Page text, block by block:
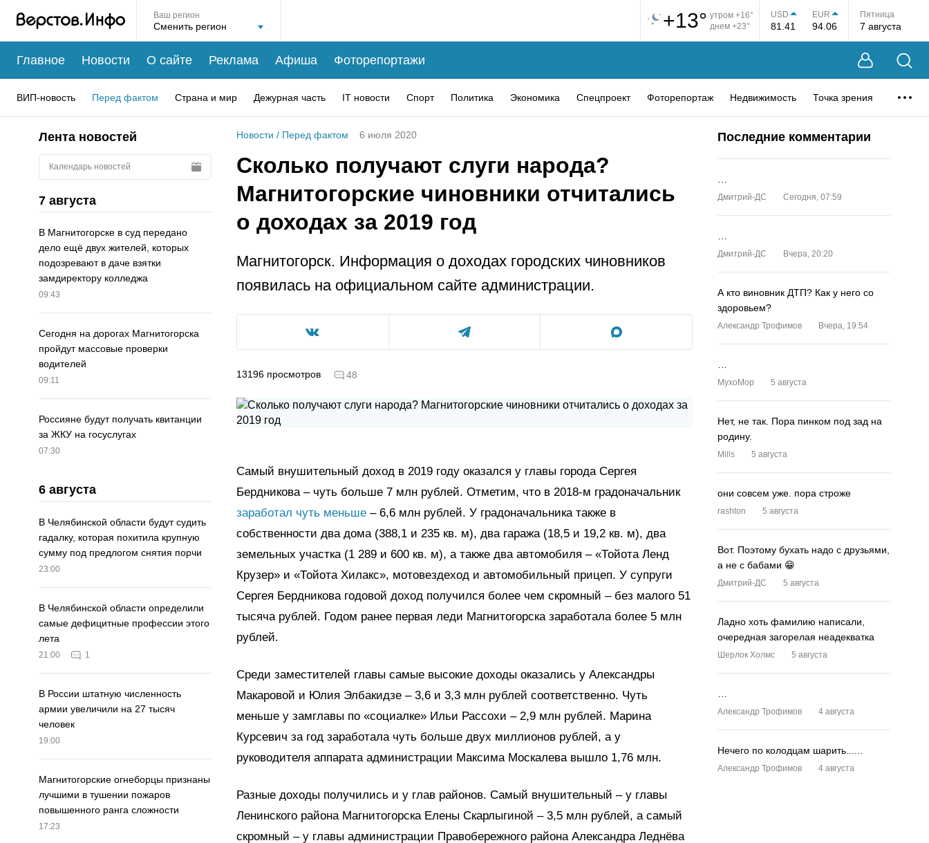
Ваш регион +13° утром +16°
днем +23°
USD
81.41
EUR
94.06
Пятница
7 августа
Главное Новости О сайте Реклама Афиша Фоторепортажи
ВИП-новость Перед фактом Страна и мир Дежурная часть IT новости Спорт Политика Экономика Спецпроект Фоторепортаж Недвижимость Точка зрения
Лента новостей
Календарь новостей
7 августа
В Магнитогорске в суд передано
дело ещё двух жителей, которых
подозревают в даче взятки
замдиректору колледжа
09:43
Сегодня на дорогах Магнитогорска
пройдут массовые проверки
водителей
09:11
Россияне будут получать квитанции
за ЖКУ на госуслугах
07:30
6 августа
В Челябинской области будут судить
гадалку, которая похитила крупную
сумму под предлогом снятия порчи
23:00
В Челябинской области определили
самые дефицитные профессии этого
лета
21:00 1
В России штатную численность
армии увеличили на 27 тысяч
человек
19:00
Магнитогорские огнеборцы признаны
лучшими в тушении пожаров
повышенного ранга сложности
17:23
Новости / Перед фактом 6 июля 2020
Сколько получают слуги народа?
Магнитогорские чиновники отчитались
о доходах за 2019 год
Магнитогорск. Информация о доходах городских чиновников
появилась на официальном сайте администрации.
13196 просмотров 48
Самый внушительный доход в 2019 году оказался у главы города Сергея
Бердникова – чуть больше 7 млн рублей. Отметим, что в 2018-м градоначальник
заработал чуть меньше – 6,6 млн рублей. У градоначальника также в
собственности два дома (388,1 и 235 кв. м), два гаража (18,5 и 19,2 кв. м), два
земельных участка (1 289 и 600 кв. м), а также два автомобиля – «Тойота Ленд
Крузер» и «Тойота Хилакс», мотовездеход и автомобильный прицеп. У супруги
Сергея Бердникова годовой доход получился более чем скромный – без малого 51
тысяча рублей. Годом ранее первая леди Магнитогорска заработала более 5 млн
рублей.
Среди заместителей главы самые высокие доходы оказались у Александры
Макаровой и Юлия Элбакидзе – 3,6 и 3,3 млн рублей соответственно. Чуть
меньше у замглавы по «социалке» Ильи Рассохи – 2,9 млн рублей. Марина
Курсевич за год заработала чуть больше двух миллионов рублей, а у
руководителя аппарата администрации Максима Москалева вышло 1,76 млн.
Разные доходы получились и у глав районов. Самый внушительный – у главы
Ленинского района Магнитогорска Елены Скарлыгиной – 3,5 млн рублей, а самый
скромный – у главы администрации Правобережного района Александра Леднёва
Последние комментарии
Дмитрий-ДС Сегодня, 07:59
Дмитрий-ДС Вчера, 20:20
А кто виновник ДТП? Как у него со
здоровьем?
Александр Трофимов Вчера, 19:54
MyxoMop 5 августа
Нет, не так. Пора пинком под зад на
родину.
Mills 5 августа
они совсем уже. пора строже
rashton 5 августа
Вот. Поэтому бухать надо с друзьями,
а не с бабами 😁
Дмитрий-ДС 5 августа
Ладно хоть фамилию написали,
очередная загорелая неадекватка
Шерлок Холмс 5 августа
Александр Трофимов 4 августа
Нечего по колодцам шарить......
Александр Трофимов 4 августа